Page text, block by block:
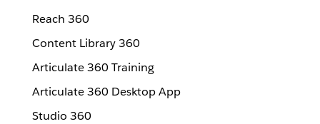
Reach 360
Content Library 360
Articulate 360 Training
Articulate 360 Desktop App
Studio 360